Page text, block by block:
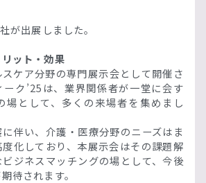
が出展しました。
ット・効果
ケア分野の専門展示会として開催さ
ク’25は、業界関係者が一堂に会す
場として、多くの来場者を集めまし
伴い、介護・医療分野のニーズはま
化しており、本展示会はその課題解
ジネスマッチングの場として、今後
待されます。